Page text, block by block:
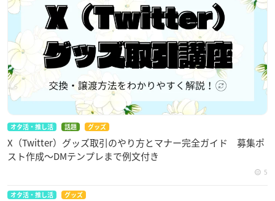
オタ活・推し活 話題 グッズ
X（Twitter）グッズ取引のやり方とマナー完全ガイド 募集ポ
スト作成〜DMテンプレまで例文付き
5
オタ活・推し活 グッズ